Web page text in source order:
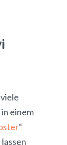
einem
“